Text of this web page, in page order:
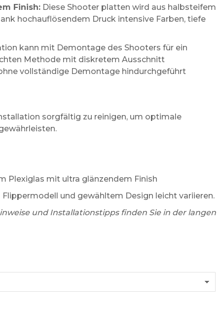
Finish:Diese Shooter platten wird aus halbsteifem
hochauflösendem Druck intensive Farben, tiefe
kann mit Demontage des Shooters für ein
Methode mit diskretem Ausschnitt
vollständige Demontage hindurchgeführt
sorgfältig zu reinigen, um optimale
Plexiglas mit ultra glänzendem Finish
und gewähltem Design leicht variieren.
und Installationstipps finden Sie in der langen